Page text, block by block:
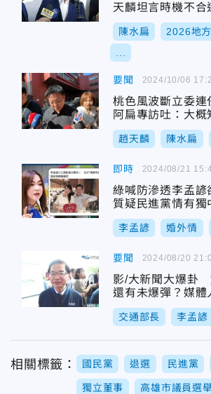
天麟坦言時機不合
陳水扁 2026地
要聞
桃色風波斷立委
阿扁專訪吐：大概
趙天麟 陳水扁
2024/10/06
即時
綠喊防滲透李孟
質疑民進黨情有獨
李孟諺 婚外情
2024/08/21
要聞
影/大新聞大爆卦
還有未爆彈？媒體
在後頭
交通部長 李孟諺
2024/08/20
相關標籤： 國民黨 退選 民進黨
獨立董事 高雄市議員選